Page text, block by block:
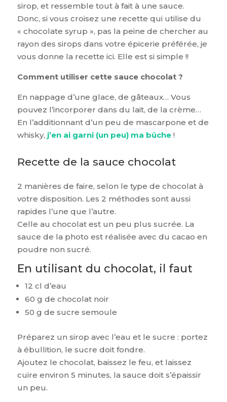
sirop, et ressemble tout à fait à une sauce.
Donc, si vous croisez une recette qui utilise du
« chocolate syrup », pas la peine de chercher au
rayon des sirops dans votre épicerie préférée, je
vous donne la recette ici. Elle est si simple !!
Comment utiliser cette sauce chocolat ?
En nappage d’une glace, de gâteaux… Vous
pouvez l’incorporer dans du lait, de la crème…
En l’additionnant d’un peu de mascarpone et de
whisky, j’en ai garni (un peu) ma bûche!
Recette de la sauce chocolat
2 manières de faire, selon le type de chocolat à
votre disposition. Les 2 méthodes sont aussi
rapides l’une que l’autre.
Celle au chocolat est un peu plus sucrée. La
sauce de la photo est réalisée avec du cacao en
poudre non sucré.
En utilisant du chocolat, il faut
12 cl d’eau
60 g de chocolat noir
50 g de sucre semoule
Préparez un sirop avec l’eau et le sucre : portez
à ébullition, le sucre doit fondre.
Ajoutez le chocolat, baissez le feu, et laissez
cuire environ 5 minutes, la sauce doit s’épaissir
un peu.